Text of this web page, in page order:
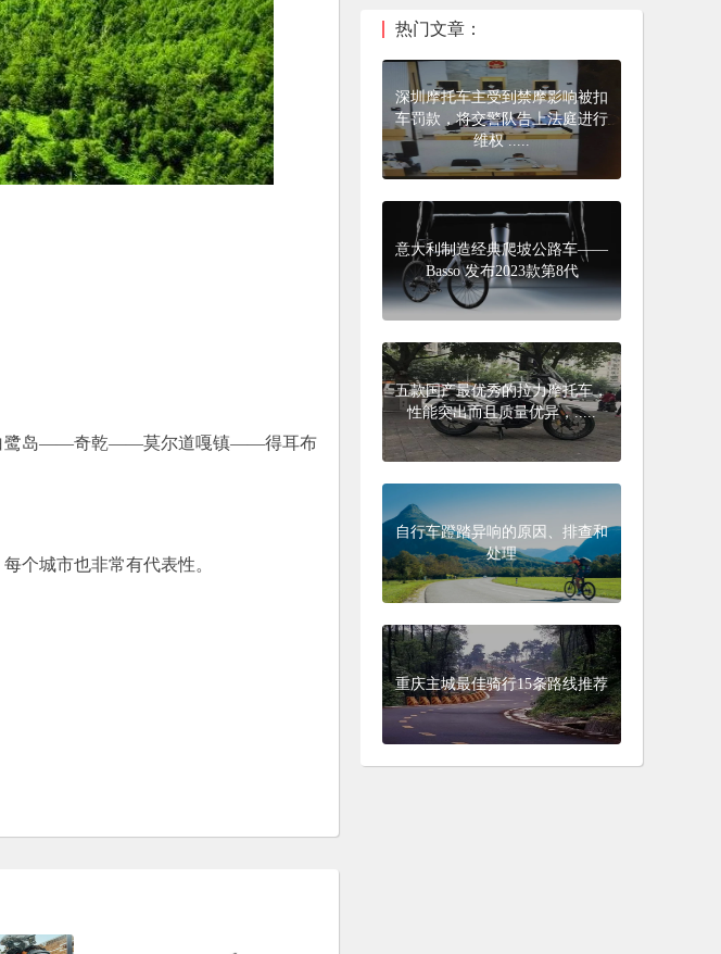
岛——奇乾——莫尔道嘎镇——得耳布
个城市也非常有代表性。
热门文章：
深圳摩托车主受到禁摩影响被扣
车罚款，将交警队告上法庭进行
维权 .....
意大利制造经典爬坡公路车——
Basso 发布2023款第8代
五款国产最优秀的拉力摩托车，
性能突出而且质量优异，.....
自行车蹬踏异响的原因、排查和
处理
重庆主城最佳骑行15条路线推荐